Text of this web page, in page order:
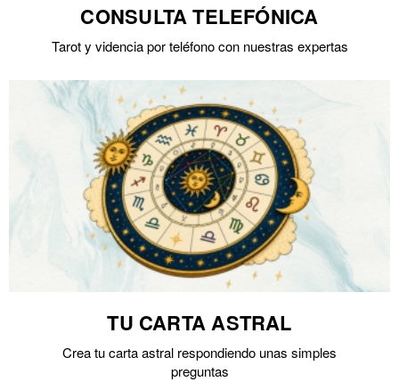
CONSULTA TELEFÓNICA
Tarot y videncia por teléfono con nuestras expertas
TU CARTA ASTRAL
Crea tu carta astral respondiendo unas simples
preguntas